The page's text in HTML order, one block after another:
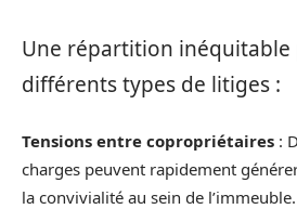
Une répartition
différents types de litiges :
Tensions entre copropriétaires :
charges peuvent rapidement
la convivialité au sein de l’immeuble.